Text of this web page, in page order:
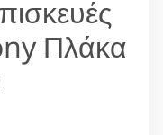
Πλάκα